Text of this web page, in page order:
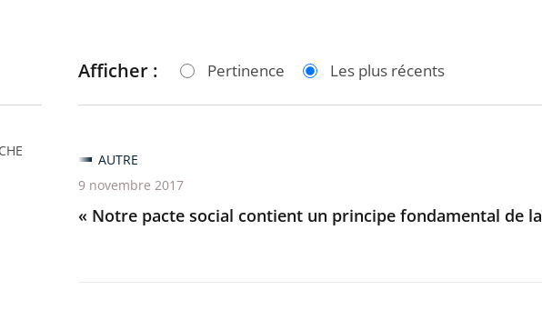
Afficher : Pertinence Les plus récents
« Notre pacte social contient un principe fondamental de
AUTRE
9 novembre 2017